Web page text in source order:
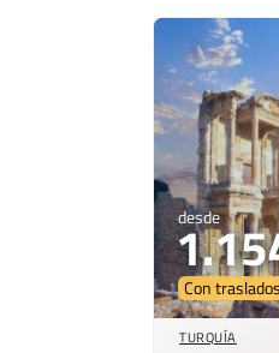
desde
Con
TURQUÍA